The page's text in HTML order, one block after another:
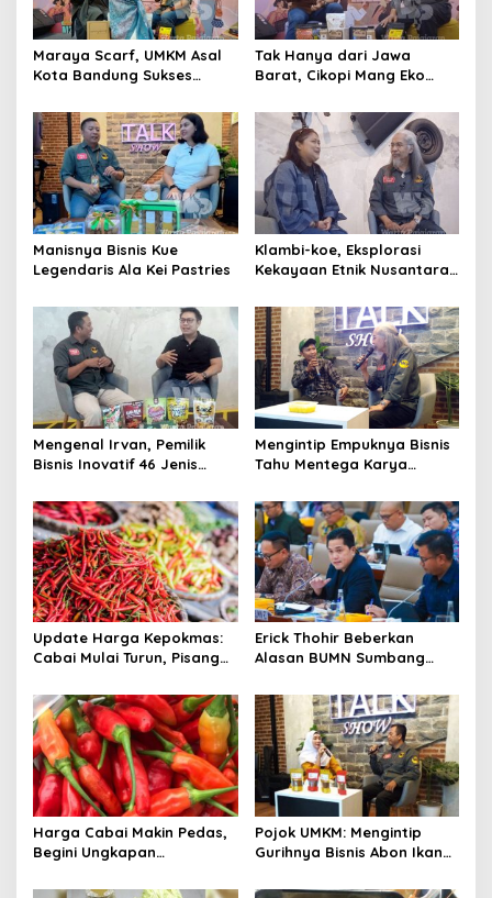
Maraya Scarf, UMKM Asal
Kota Bandung Sukses
Tak Hanya dari Jawa
Barat, Cikopi Mang Eko
Nusantara
Manisnya Bisnis Kue
Legendaris Ala Kei Pastries
Klambi-koe, Eksplorasi
Kekayaan Etnik Nusantara
Mengenal Irvan, Pemilik
Bisnis Inovatif 46 Jenis
Mengintip Empuknya Bisnis
Tahu Mentega Karya
Update Harga Kepokmas:
Cabai Mulai Turun, Pisang
Erick Thohir Beberkan
Alasan BUMN Sumbang
Negara
Harga Cabai Makin Pedas,
Begini Ungkapan
Pojok UMKM: Mengintip
Gurihnya Bisnis Abon Ikan